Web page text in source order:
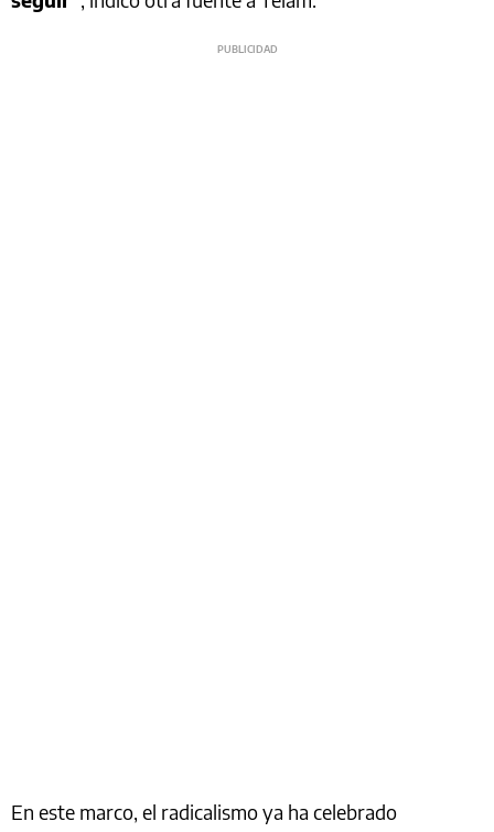
En este marco, el radicalismo ya ha celebrado